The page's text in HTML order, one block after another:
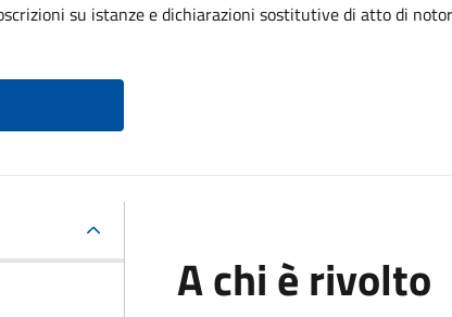
su istanze e dichiarazioni sostitutive di atto di
A chi è rivolto